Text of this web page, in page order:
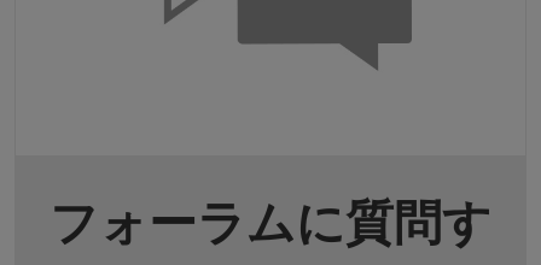
フォーラムに質問す